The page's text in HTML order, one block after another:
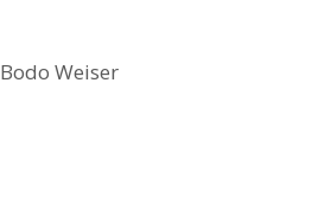
Bodo Weiser